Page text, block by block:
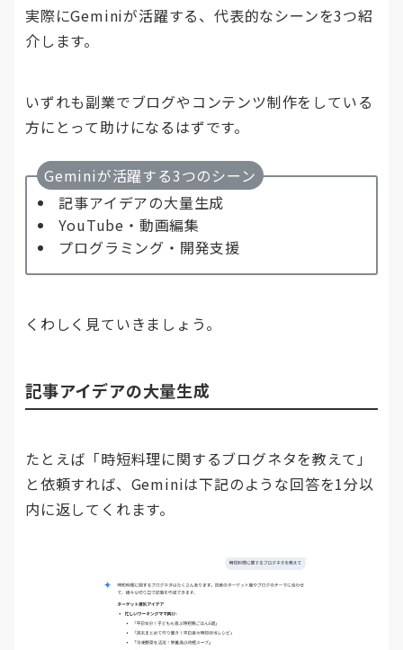
実際にGeminiが活躍する、代表的なシーンを3つ紹
介します。
いずれも副業でブログやコンテンツ制作をしている
方にとって助けになるはずです。
Geminiが活躍する3つのシーン
記事アイデアの大量生成
YouTube・動画編集
プログラミング・開発支援
くわしく見ていきましょう。
記事アイデアの大量生成
たとえば「時短料理に関するブログネタを教えて」
と依頼すれば、Geminiは下記のような回答を1分以
内に返してくれます。